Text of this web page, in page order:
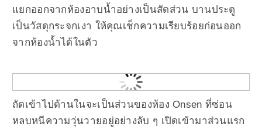
แยกออกจากห้องอาบน้ำอย่างเป็นสัดส่วน บานประตู
เป็นวัสดุกระจกเงา ให้คุณเช็กความเรียบร้อยก่อนออก
จากห้องน้ำได้ในตัว
ถัดเข้าไปด้านในจะเป็นส่วนของห้อง Onsen ที่ซ่อน
หลบหนีความวุ่นวายอยู่อย่างลับ ๆ เปิดเข้ามาส่วนแรก